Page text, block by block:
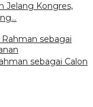
Jelang Kongres,
sebagai Calon